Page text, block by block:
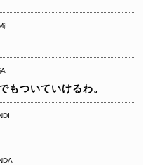
もついていけるわ。